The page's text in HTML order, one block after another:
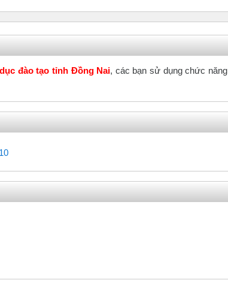
đào tạo tỉnh Đồng Nai, các bạn sử dụng chức năng
nghiệm